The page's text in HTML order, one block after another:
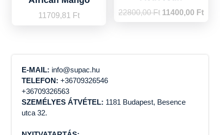
11709,81 Ft 22800,00Ft Original
11400,00 Ft
E-MAIL: info@supac.hu
TELEFON: +36709326546
+36709326563
SZEMÉLYES ÁTVÉTEL: 1181 Budapest, Besence
utca 32.